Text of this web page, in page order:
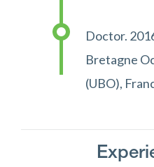
Doctor.
Bretagne
(UBO),